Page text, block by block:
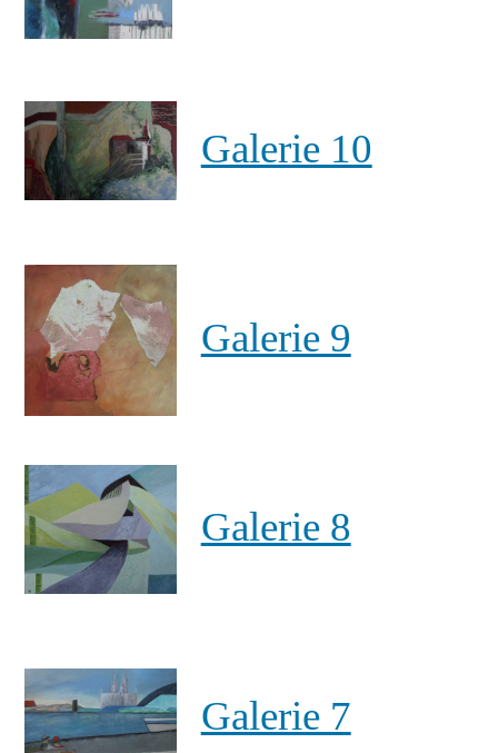
Galerie 10
Galerie 9
Galerie 8
Galerie 7